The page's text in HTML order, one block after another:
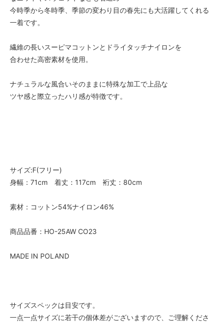
今時季から冬時季、季節の変わり目の春先にも大活躍してくれる
一着です。
繊維の長いスーピマコットンとドライタッチナイロンを
合わせた高密素材を使用。
ナチュラルな風合いそのままに特殊な加工で上品な
ツヤ感と際立ったハリ感が特徴です。
サイズ:F(フリー)
身幅：71cm 着丈：117cm 裄丈：80cm
素材：コットン54%ナイロン46%
商品品番：HO-25AW CO23
MADE IN POLAND
サイズスペックは目安です。
一点一点サイズに若干の個体差がございますので、ご理解くださ